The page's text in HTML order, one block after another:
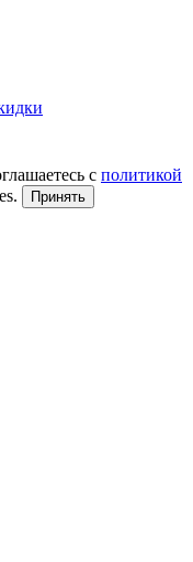
с политикой
Принять